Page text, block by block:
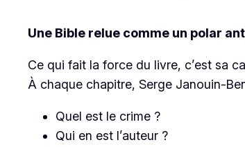
Une Bible relue comme un polar
Ce qui fait la force du livre, c’est sa
À chaque chapitre, Serge Janouin-
Quel est le crime ?
Qui en est l’auteur ?